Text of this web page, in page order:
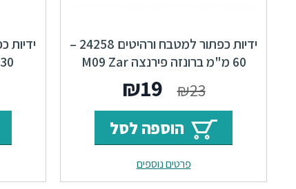
ידיות כפתור למטבח ורהיטים 24258 –
60 מ"מ ברונזה פירנצה M09 Zar
₪23
המחיר
המקורי
היה:
₪23.
₪19
הנוכחי
הוא:
₪19.
הוספה לסל
פרטים נוספים
30 מ"מ ברונזה פירנצה M09